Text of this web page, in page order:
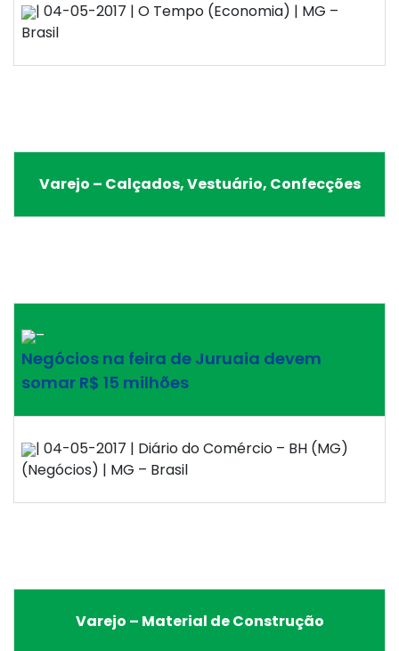
| 04-05-2017 | O Tempo (Economia) | MG –
Brasil
Varejo – Calçados, Vestuário, Confecções
–
Negócios na feira de Juruaia devem
somar R$ 15 milhões
| 04-05-2017 | Diário do Comércio – BH (MG)
(Negócios) | MG – Brasil
Varejo – Material de Construção